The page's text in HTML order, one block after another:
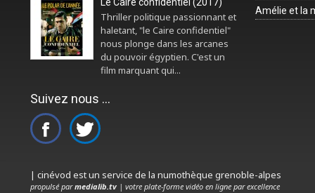
Thriller politique passionnant et
haletant, "le Caire confidentiel"
nous plonge dans les arcanes
du pouvoir égyptien. C'est un
film marquant qui...
Suivez nous ...
Amélie et la
| cinévod est un service de la numothèque grenoble-alpes
propulsé parmedialib.tv| votre plate-forme vidéo en ligne par excellence